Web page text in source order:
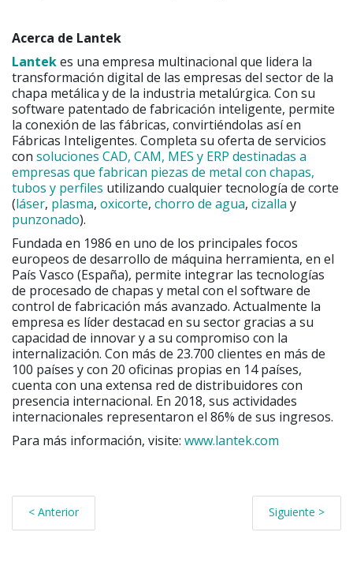
Acerca de Lantek
Lantekes una empresa multinacional que lidera la
transformación digital de las empresas del sector de la
chapa metálica y de la industria metalúrgica. Con su
software patentado de fabricación inteligente, permite
la conexión de las fábricas, convirtiéndolas así en
Fábricas Inteligentes. Completa su oferta de servicios
con soluciones CAD, CAM, MES y ERP destinadas a
empresas que fabrican piezas de metal con chapas,
tubos y perfiles utilizando cualquier tecnología de corte
(láser, plasma, oxicorte, chorro de agua, cizalla y
punzonado).
Fundada en 1986 en uno de los principales focos
europeos de desarrollo de máquina herramienta, en el
País Vasco (España), permite integrar las tecnologías
de procesado de chapas y metal con el software de
control de fabricación más avanzado. Actualmente la
empresa es líder destacad en su sector gracias a su
capacidad de innovar y a su compromiso con la
internalización. Con más de 23.700 clientes en más de
100 países y con 20 oficinas propias en 14 países,
cuenta con una extensa red de distribuidores con
presencia internacional. En 2018, sus actividades
internacionales representaron el 86% de sus ingresos.
Para más información, visite: www.lantek.com
< Anterior Siguiente >